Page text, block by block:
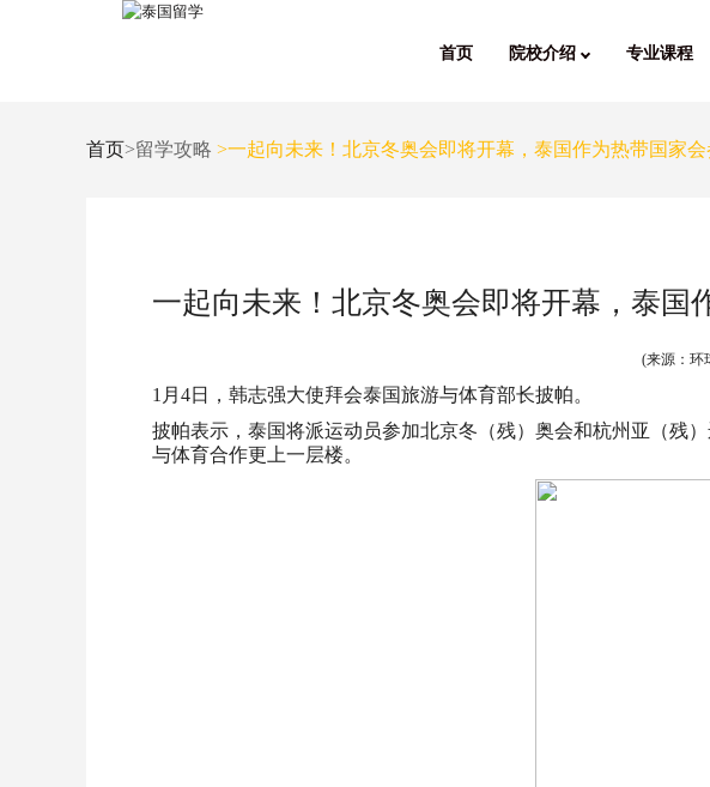
首页 院校介绍 专业课程
首页>留学攻略 >一起向未来！北京冬奥会即将开幕，泰国作为热带国家会
一起向未来！北京冬奥会即将开幕，泰国
(来源：环
1月4日，韩志强大使拜会泰国旅游与体育部长披帕。
披帕表示，泰国将派运动员参加北京冬（残）奥会和杭州亚（残
与体育合作更上一层楼。